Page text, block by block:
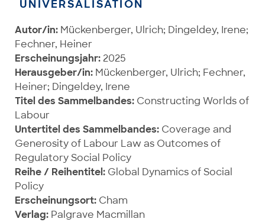
UNIVERSALISATION
Autor/in: Mückenberger, Ulrich; Dingeldey, Irene;
Fechner, Heiner
Erscheinungsjahr: 2025
Herausgeber/in: Mückenberger, Ulrich; Fechner,
Heiner; Dingeldey, Irene
Titel des Sammelbandes: Constructing Worlds of
Labour
Untertitel des Sammelbandes: Coverage and
Generosity of Labour Law as Outcomes of
Regulatory Social Policy
Reihe / Reihentitel: Global Dynamics of Social
Policy
Erscheinungsort: Cham
Verlag: Palgrave Macmillan